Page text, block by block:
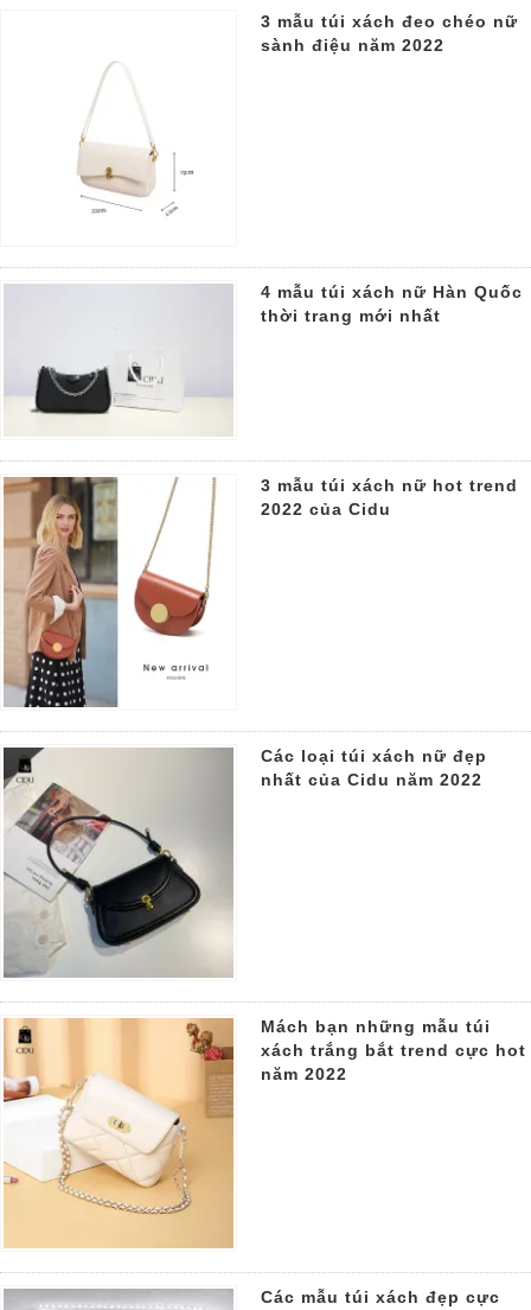
3 mẫu túi xách đeo chéo nữ
sành điệu năm 2022
4 mẫu túi xách nữ Hàn Quốc
thời trang mới nhất
3 mẫu túi xách nữ hot trend
2022 của Cidu
Các loại túi xách nữ đẹp
nhất của Cidu năm 2022
Mách bạn những mẫu túi
xách trắng bắt trend cực hot
năm 2022
Các mẫu túi xách đẹp cực